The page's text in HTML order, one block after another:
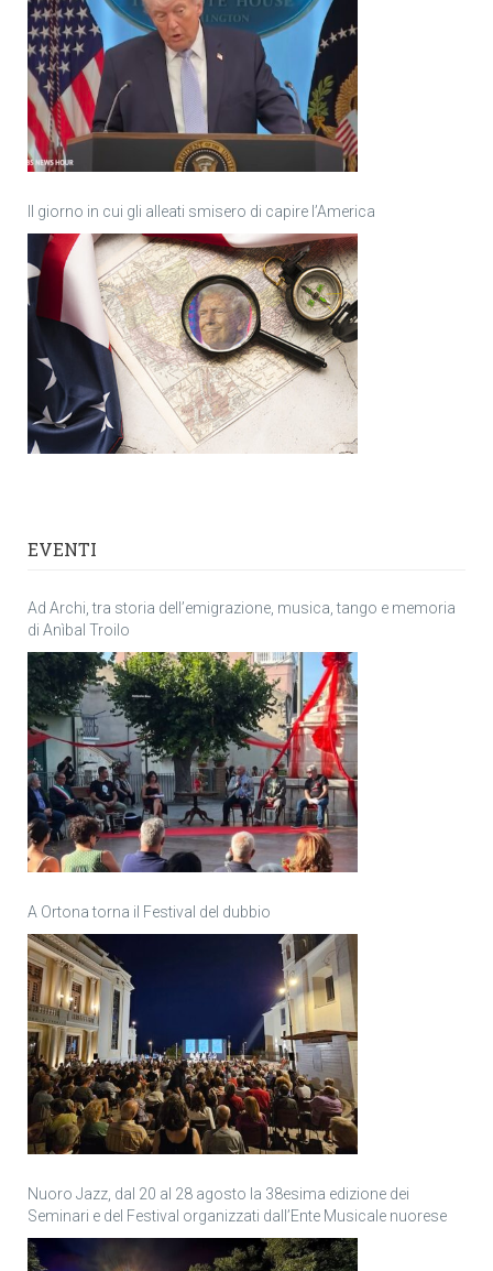
Il giorno in cui gli alleati smisero di capire l’America
EVENTI
Ad Archi, tra storia dell’emigrazione, musica, tango e memoria
di Anìbal Troilo
A Ortona torna il Festival del dubbio
Nuoro Jazz, dal 20 al 28 agosto la 38esima edizione dei
Seminari e del Festival organizzati dall’Ente Musicale nuorese